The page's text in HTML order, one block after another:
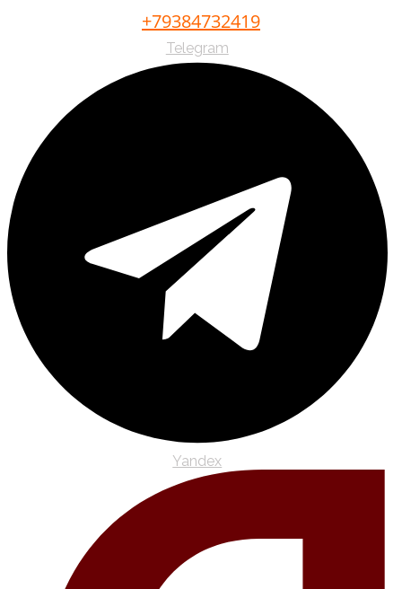
+79384732419
Telegram
Yandex